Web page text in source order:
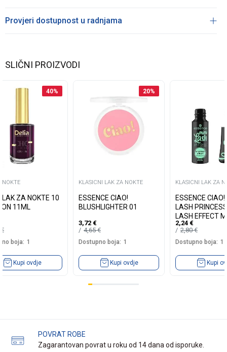
Provjeri dostupnost u radnjama
SLIČNI PROIZVODI
40%
NOKTE
LAK ZA NOKTE 10
11ML
€
boja: 1
Kupi ovdje
20%
KLASICNI LAK ZA NOKTE
ESSENCE CIAO!
BLUSHLIGHTER 01
3,72 €
4,65€
Dostupno boja: 1
Kupi ovdje
KLASICNI LAK ZA
ESSENCE CIAO!
LASH
LASH EFFECT
01
2,24 €
2,80€
Dostupno boja: 1
Kupi
POVRAT ROBE
Zagarantovan povrat u roku od 14 dana od isporuke.